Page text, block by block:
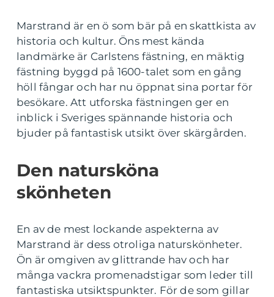
Marstrand är en ö som bär på en skattkista av
historia och kultur. Öns mest kända
landmärke är Carlstens fästning, en mäktig
fästning byggd på 1600-talet som en gång
höll fångar och har nu öppnat sina portar för
besökare. Att utforska fästningen ger en
inblick i Sveriges spännande historia och
bjuder på fantastisk utsikt över skärgården.
Den natursköna
skönheten
En av de mest lockande aspekterna av
Marstrand är dess otroliga naturskönheter.
Ön är omgiven av glittrande hav och har
många vackra promenadstigar som leder till
fantastiska utsiktspunkter. För de som gillar